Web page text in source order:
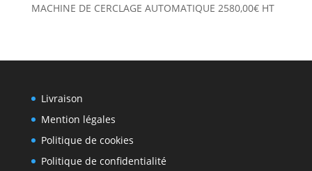
MACHINE DE CERCLAGE AUTOMATIQUE 2580,00€ HT
Livraison
Mention légales
Politique de cookies
Politique de confidentialité